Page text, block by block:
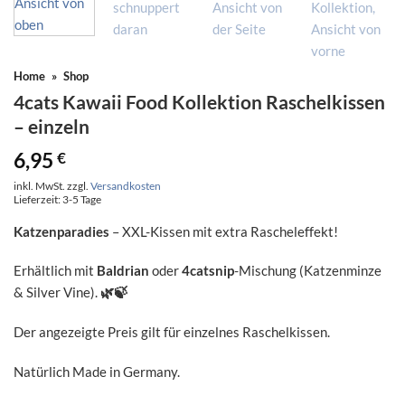
Home » Shop
4cats Kawaii Food Kollektion Raschelkissen
– einzeln
6,95 €
inkl. MwSt. zzgl. Versandkosten
Lieferzeit: 3-5 Tage
Katzenparadies – XXL-Kissen mit extra Rascheleffekt!
Erhältlich mit Baldrian oder4catsnip-Mischung (Katzenminze
& Silver Vine). 🌿🍃
Der angezeigte Preis gilt für einzelnes Raschelkissen.
Natürlich Made in Germany.